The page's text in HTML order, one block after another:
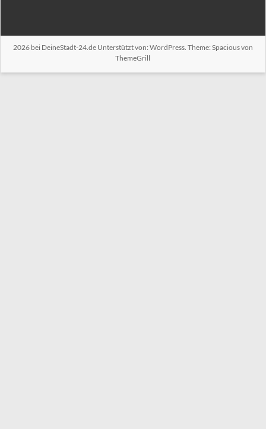
2026 bei DeineStadt-24.deUnterstützt von: WordPress. Theme: Spacious von
ThemeGrill